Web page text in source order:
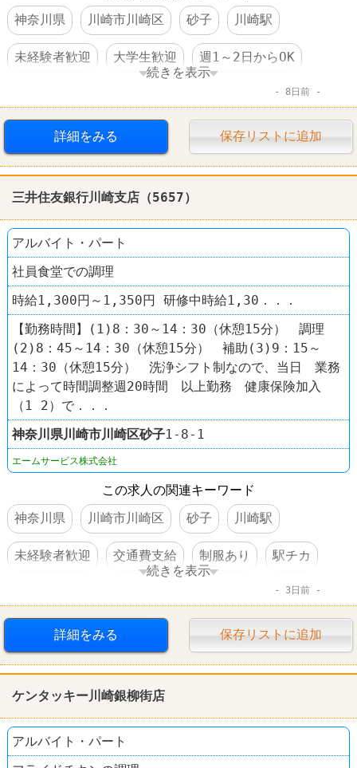
神奈川県
川崎市川崎区 砂子 川崎駅
未経験者歓迎 大学生歓迎 週1～2日からOK
食事補助あり
カフェ エクセルシオール カフェ
続きを表示
8日前
詳細をみる 保存リストに追加
三井住友銀行川崎支店（5657）
アルバイト・パート
社員食堂での調理
時給1,300円～1,350円 研修中時給1,30．．．
【勤務時間】(1)8：30～14：30（休憩15分） 調理
(2)8：45～14：30（休憩15分） 補助(3)9：15～
14：30（休憩15分） 洗浄シフト制なので、当日 業務
によって時間調整週20時間 以上勤務 健康保険加入
（1 2）で．．．
神奈川県川崎市川崎区砂子1-8-1
エームサービス株式会社
この求人の関連キーワード
神奈川県
川崎市川崎区 砂子 川崎駅
未経験者歓迎 交通費支給 制服あり 駅チカ
続きを表示
3日前
詳細をみる 保存リストに追加
ケンタッキー川崎銀柳街店
アルバイト・パート